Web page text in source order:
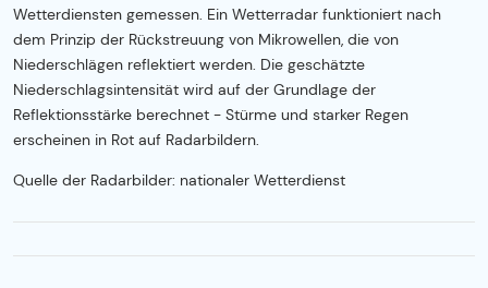
Wetterdiensten gemessen. Ein Wetterradar funktioniert nach
dem Prinzip der Rückstreuung von Mikrowellen, die von
Niederschlägen reflektiert werden. Die geschätzte
Niederschlagsintensität wird auf der Grundlage der
Reflektionsstärke berechnet - Stürme und starker Regen
erscheinen in Rot auf Radarbildern.
Quelle der Radarbilder: nationaler Wetterdienst